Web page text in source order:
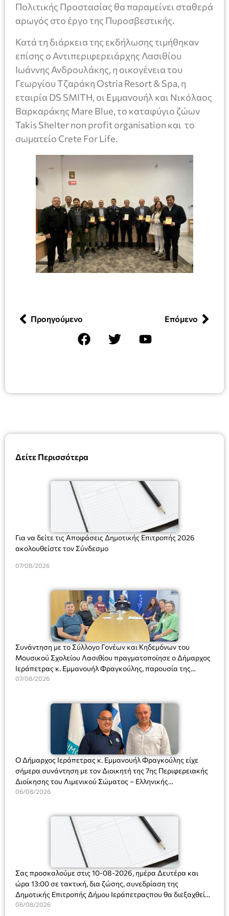
Δείτε Περισσότερα
Για να δείτε τις Αποφάσεις Δημοτικής Επιτροπής 2026
ακολουθείστε τον Σύνδεσμο
07/08/2026
Συνάντηση με το Σύλλογο Γονέων και Κηδεμόνων του
Μουσικού Σχολείου Λασιθίου πραγματοποίησε ο Δήμαρχος
Ιεράπετρας κ. Εμμανουήλ Φραγκούλης, παρουσία της
Διευθύντριας του σχολείου κας Μαριάννας Χαΐτα.
07/08/2026
Ο Δήμαρχος Ιεράπετρας κ. Εμμανουήλ Φραγκούλης είχε
σήμερα συνάντηση με τον Διοικητή της 7ης Περιφερειακής
Διοίκησης του Λιμενικού Σώματος – Ελληνικής
Ακτοφυλακής (Λ.Σ.-ΕΛ.ΑΚΤ.), Αρχιπλοίαρχο Λ.Σ. κ. Ιωάννη
06/08/2026
Σας προσκαλούμε στις 10-08-2026, ημέρα Δευτέρα και
ώρα 13:00 σε τακτική, δια ζώσης, συνεδρίαση της
Δημοτικής Επιτροπής Δήμου Ιεράπετραςπου θα διεξαχθεί
στο Δημοτικό Κατάστημα, Δημοκρατίας 31 στην αίθουσα
06/08/2026
Πολιτικής Προστασίας θα παραμείνει σταθερά
αρωγός στο έργο της Πυροσβεστικής.
Κατά τη διάρκεια της εκδήλωσης τιμήθηκαν
επίσης ο Αντιπεριφερειάρχης Λασιθίου
Ιωάννης Ανδρουλάκης, η οικογένεια του
Γεωργίου Τζαράκη Ostria Resort & Spa, η
εταιρία DS SMITH, οι Εμμανουήλ και Νικόλαος
Βαρκαράκης Mare Blue, το καταφύγιο ζώων
Takis Shelter non profit organisation και το
σωματείο Crete For Life.
Προηγούμενο Επόμενο